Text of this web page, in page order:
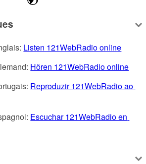
Listen 121WebRadio online
Hören 121WebRadio online
Reproduzir 121WebRadio ao
Escuchar 121WebRadio en